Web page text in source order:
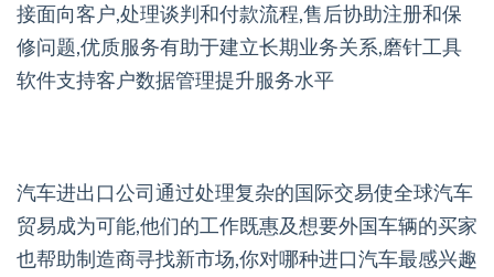
接面向客户,处理谈判和付款流程,售后协助注册和保
修问题,优质服务有助于建立长期业务关系,磨针工具
软件支持客户数据管理提升服务水平
汽车进出口公司通过处理复杂的国际交易使全球汽车
贸易成为可能,他们的工作既惠及想要外国车辆的买家
也帮助制造商寻找新市场,你对哪种进口汽车最感兴趣